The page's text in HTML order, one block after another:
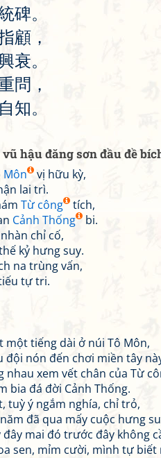
碑。
顧 ，
衰。
問 ，
自知。
vũ hậu đăng sơn đầu đề
Môn
vị hữu kỳ,
lai trì.
Từ công
tích,
Cảnh Thống
bi.
chỉ cố,
kỷ hưng suy.
na trùng vấn,
tự tri.
một tiếng dài ở núi Tô Môn,
đội nón đến chơi miền tây
nhau xem vết chân của Từ
bia đá đời Cảnh Thống.
tuỳ ý ngắm nghía, chỉ trỏ,
đã qua mấy cuộc hưng
mai đó trước đây không
sen, mỉm cười, mình tự biết